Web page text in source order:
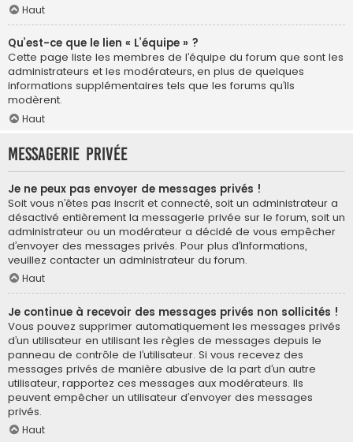
Haut
Qu’est-ce que le lien « L’équipe » ?
Cette page liste les membres de l’équipe du forum que sont les
administrateurs et les modérateurs, en plus de quelques
informations supplémentaires tels que les forums qu’ils
modèrent.
Haut
Messagerie privée
Je ne peux pas envoyer de messages privés !
Soit vous n’êtes pas inscrit et connecté, soit un administrateur a
désactivé entièrement la messagerie privée sur le forum, soit un
administrateur ou un modérateur a décidé de vous empêcher
d’envoyer des messages privés. Pour plus d’informations,
veuillez contacter un administrateur du forum.
Haut
Je continue à recevoir des messages privés non sollicités !
Vous pouvez supprimer automatiquement les messages privés
d’un utilisateur en utilisant les règles de messages depuis le
panneau de contrôle de l’utilisateur. Si vous recevez des
messages privés de manière abusive de la part d’un autre
utilisateur, rapportez ces messages aux modérateurs. Ils
peuvent empêcher un utilisateur d’envoyer des messages
privés.
Haut